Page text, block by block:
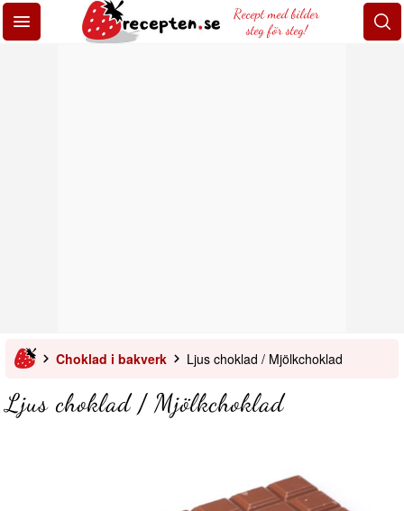
Recept med bilder
steg för steg!
Choklad i bakverk Ljus choklad / Mjölkchoklad
Ljus choklad / Mjölkchoklad